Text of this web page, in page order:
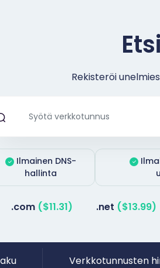
Etsi
Rekisteröi
Ilmainen DNS-
hallinta
.com ($11.31) .net ($13.99)
Verkkotunnusten